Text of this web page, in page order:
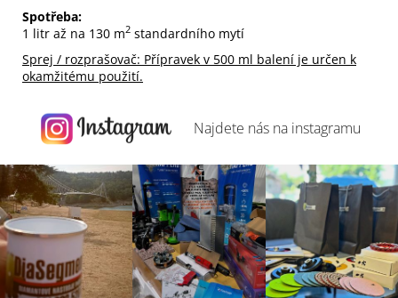
Spotřeba:
1 litr až na 130 m2 standardního mytí
Sprej / rozprašovač: Přípravek v 500 ml balení je určen k
okamžitému použití.
Najdete nás na instagramu